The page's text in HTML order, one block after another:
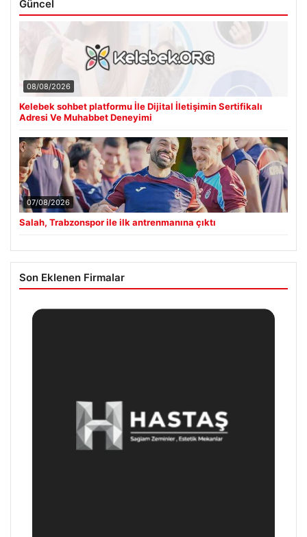
Güncel
08/08/2026
Kelebek sohbet platformu İle Dijital İletişimin Sertifikalı
Adresi Ve Muhabbet Deneyimi
07/08/2026
Salah, Trabzonspor ile ilk antrenmanına çıktı
Son Eklenen Firmalar